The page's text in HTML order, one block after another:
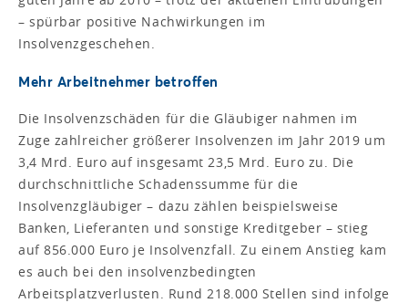
– spürbar positive Nachwirkungen im
Insolvenzgeschehen.
Mehr Arbeitnehmer betroffen
Die Insolvenzschäden für die Gläubiger nahmen im
Zuge zahlreicher größerer Insolvenzen im Jahr 2019 um
3,4 Mrd. Euro auf insgesamt 23,5 Mrd. Euro zu. Die
durchschnittliche Schadenssumme für die
Insolvenzgläubiger – dazu zählen beispielsweise
Banken, Lieferanten und sonstige Kreditgeber – stieg
auf 856.000 Euro je Insolvenzfall. Zu einem Anstieg kam
es auch bei den insolvenzbedingten
Arbeitsplatzverlusten. Rund 218.000 Stellen sind infolge